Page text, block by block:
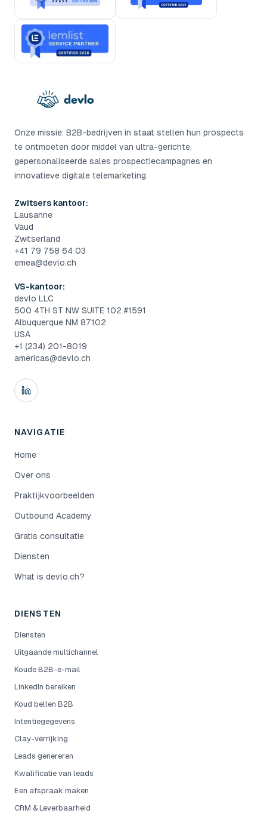
Onze missie: B2B-bedrijven in staat stellen hun prospects
te ontmoeten door middel van ultra-gerichte,
gepersonaliseerde sales prospectiecampagnes en
innovatieve digitale telemarketing.
Zwitsers kantoor:
Lausanne
Vaud
Zwitserland
+41 79 758 64 03
emea@devlo.ch
VS-kantoor:
devlo LLC
500 4TH ST NW SUITE 102 #1591
Albuquerque NM 87102
USA
+1 (234) 201-8019
americas@devlo.ch
NAVIGATIE
Home
Over ons
Praktijkvoorbeelden
Outbound Academy
Gratis consultatie
Diensten
What is devlo.ch?
DIENSTEN
Diensten
Uitgaande multichannel
Koude B2B-e-mail
LinkedIn bereiken
Koud bellen B2B
Intentiegegevens
Clay-verrijking
Leads genereren
Kwalificatie van leads
Een afspraak maken
CRM & Leverbaarheid